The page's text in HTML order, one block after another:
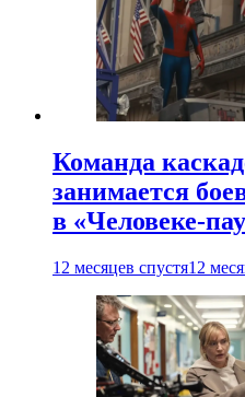
Команда
занимается
в «Человеке-
12 месяцев спустя12